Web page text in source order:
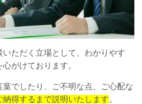
いただく立場として、わかりやす
がけております。
でしたり、ご不明な点、ご心配な
納得するまで説明いたします。